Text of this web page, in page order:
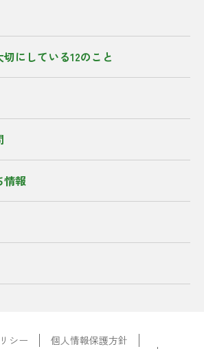
にしている12のこと
情報
シー
個人情報保護方針